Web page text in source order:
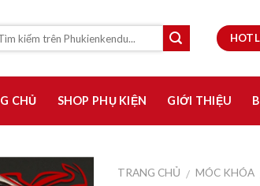
CHỦ SHOP PHỤ KIỆN GIỚI THIỆU
TRANG CHỦ / MÓC KHÓA